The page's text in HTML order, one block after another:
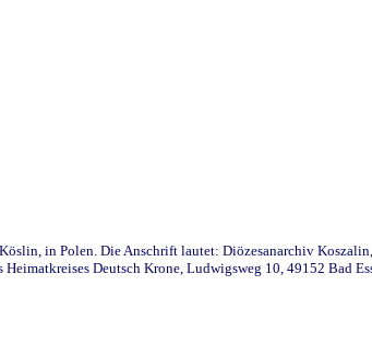
in Polen. Die Anschrift lautet: Diözesanarchiv
Deutsch Krone, Ludwigsweg 10, 49152 Bad